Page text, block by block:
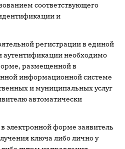
соответствующего
и
регистрации в единой
аутентификации необходимо
размещенной в
информационной системе
и муниципальных услуг
автоматически
электронной форме заявитель
ключа либо лично у